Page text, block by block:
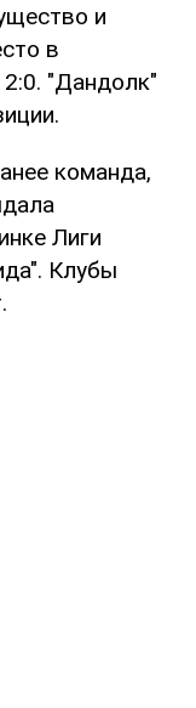
и
в
"Дандолк"
команда,
Лиги
Клубы